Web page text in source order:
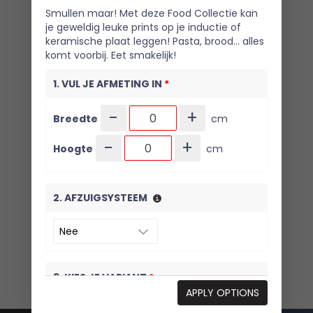
Smullen maar! Met deze Food Collectie kan
je geweldig leuke prints op je inductie of
keramische plaat leggen! Pasta, brood… alles
komt voorbij. Eet smakelijk!
1. VUL JE AFMETING IN *
Breedte - + cm
Hoogte - + cm
2. AFZUIGSYSTEEM
3. KIES JE VARIANT*
APPLY OPTIONS